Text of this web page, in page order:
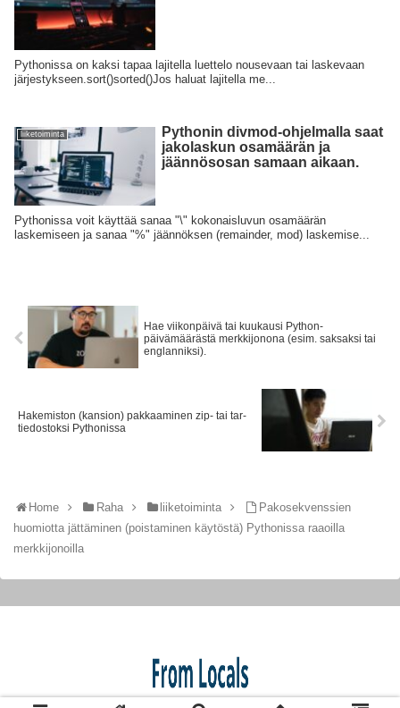
Pythonissa on kaksi tapaa lajitella luettelo nousevaan tai laskevaan
järjestykseen.sort()sorted()Jos haluat lajitella me...
liiketoiminta
Pythonin divmod-ohjelmalla saat
jakolaskun osamäärän ja
jäännösosan samaan aikaan.
Pythonissa voit käyttää sanaa "\" kokonaisluvun osamäärän
laskemiseen ja sanaa "%" jäännöksen (remainder, mod) laskemise...
Hae viikonpäivä tai kuukausi Python-
päivämäärästä merkkijonona (esim. saksaksi tai
englanniksi).
Hakemiston (kansion) pakkaaminen zip- tai tar-
tiedostoksi Pythonissa
Home Raha liiketoiminta
Pakosekvenssien
huomiotta jättäminen (poistaminen käytöstä) Pythonissa raaoilla
merkkijonoilla